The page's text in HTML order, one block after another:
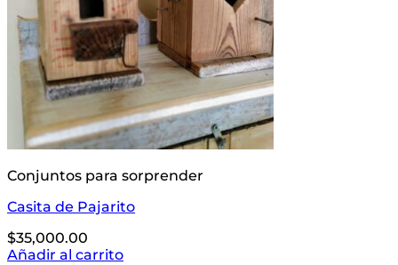
Conjuntos para sorprender
Casita de Pajarito
$35,000.00
Añadir al carrito